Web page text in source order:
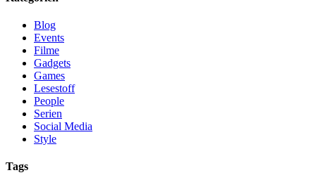
Blog
Events
Filme
Gadgets
Games
Lesestoff
People
Serien
Social Media
Style
Tags